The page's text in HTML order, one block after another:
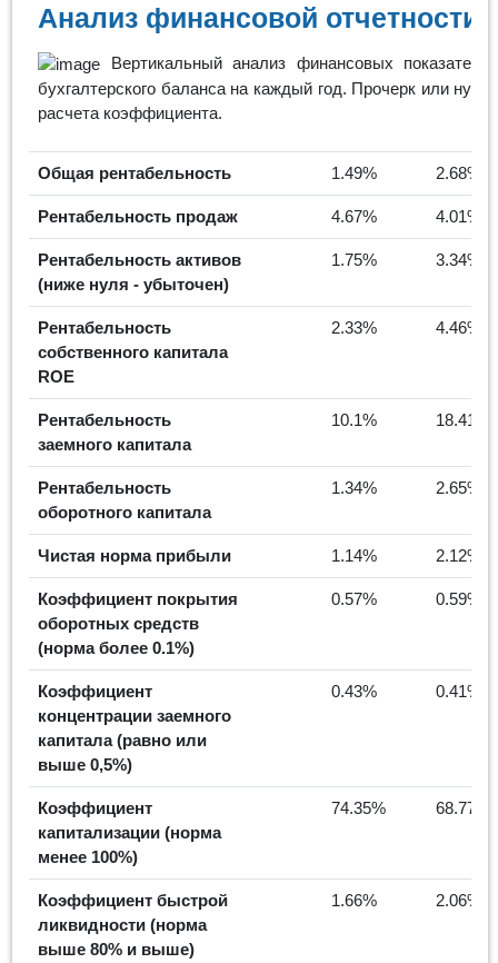
Анализ финансовой
Вертикальный анализ финансовых
бухгалтерского баланса на каждый год. Прочерк или
расчета коэффициента.
Общая рентабельность 1.49% 2.68%
Рентабельность продаж 4.67% 4.01%
Рентабельность активов
(ниже нуля - убыточен)
1.75% 3.34%
Рентабельность
собственного капитала
ROE
2.33% 4.46%
Рентабельность
заемного капитала
10.1% 18.41%
Рентабельность
оборотного капитала
1.34% 2.65%
Чистая норма прибыли 1.14% 2.12%
Коэффициент покрытия
оборотных средств
(норма более 0.1%)
0.57% 0.59%
Коэффициент
концентрации заемного
капитала (равно или
выше 0,5%)
0.43% 0.41%
Коэффициент
капитализации (норма
менее 100%)
74.35% 68.77%
Коэффициент быстрой
ликвидности (норма
выше 80% и выше)
1.66% 2.06%